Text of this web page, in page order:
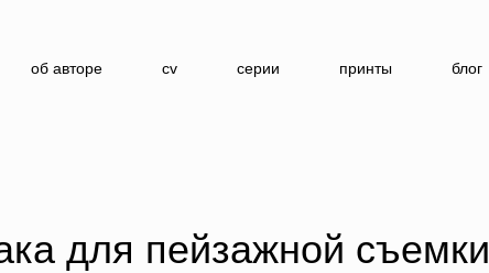
об авторе cv серии принты блог
для пейзажной съемки